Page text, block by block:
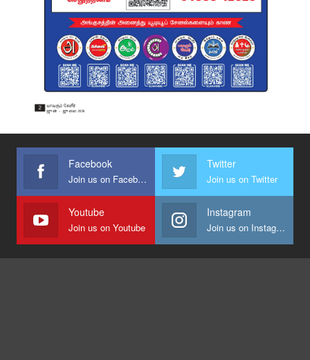
Facebook
Join us on Facebook
Twitter
Join us on Twitter
Youtube
Join us on Youtube
Instagram
Join us on Instagram